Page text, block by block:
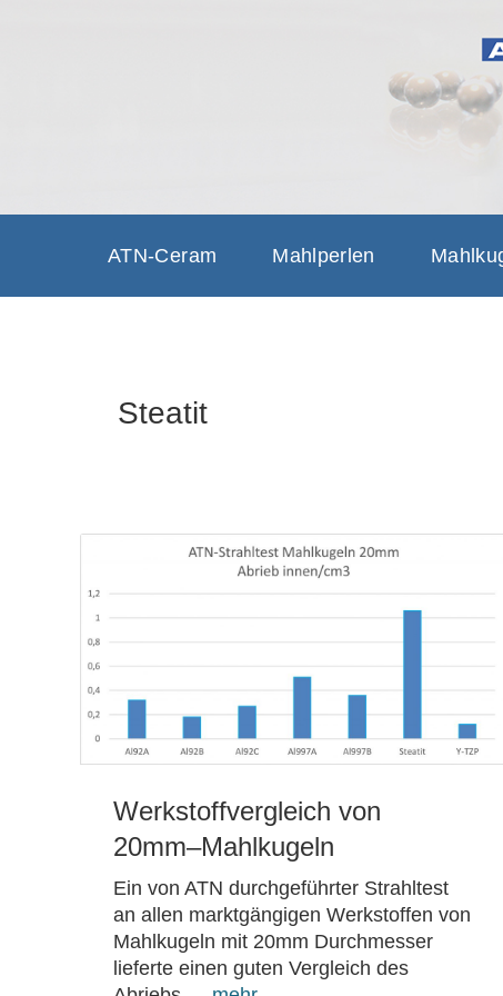
ATN-
GRINDING SOLUTIONS,
ATN-Ceram Mahlperlen
Steatit
Werkstoffvergleich von
20mm–Mahlkugeln
Ein von ATN durchgeführter Strahltest
an allen marktgängigen Werkstoffen von
Mahlkugeln mit 20mm Durchmesser
lieferte einen guten Vergleich des